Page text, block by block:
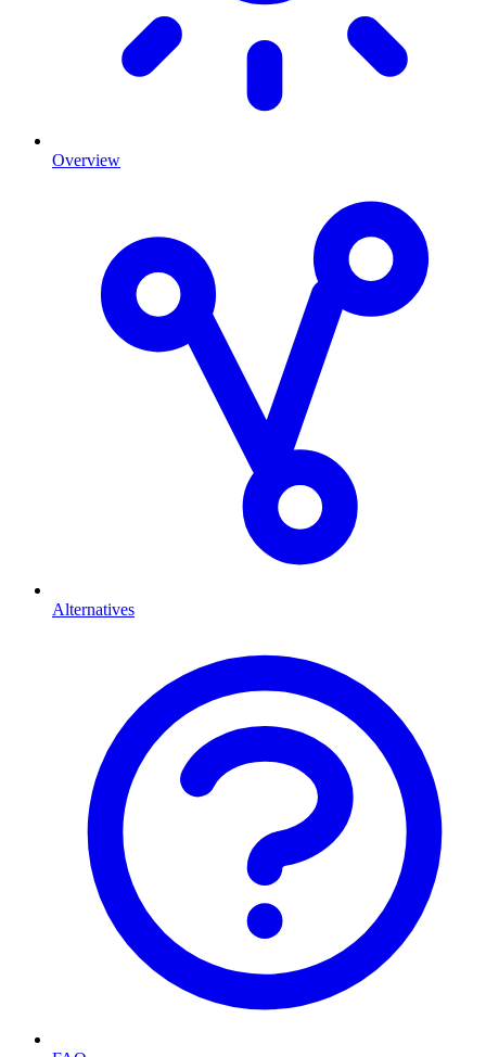
Overview
Alternatives